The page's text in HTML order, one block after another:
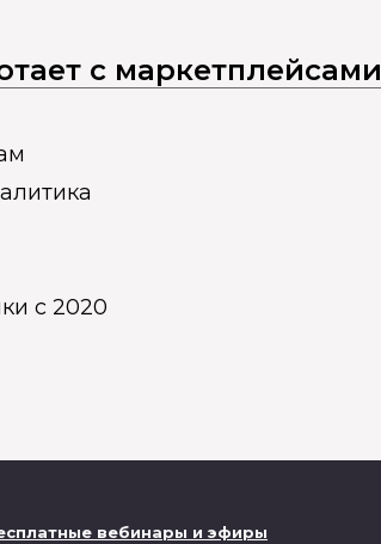
с маркетплейсами
с 2020
вебинары и эфиры